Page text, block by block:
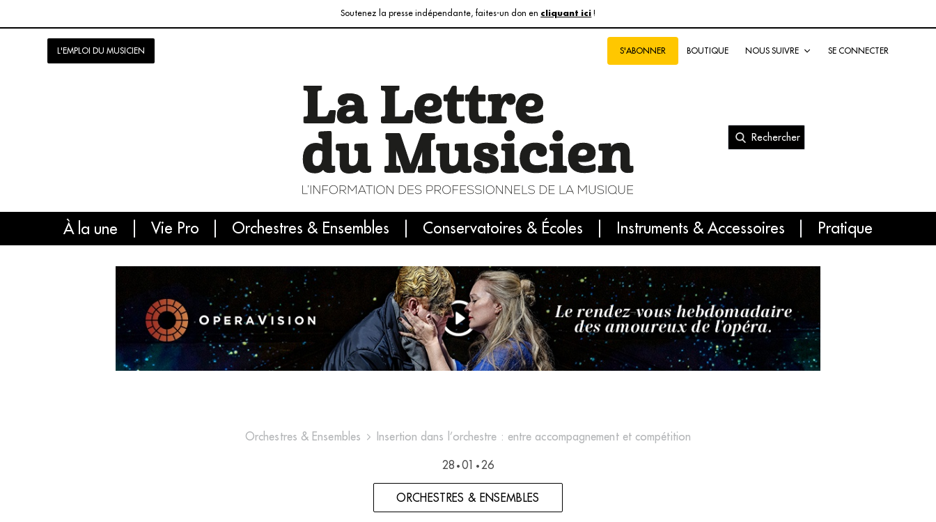
Soutenez la presse indépendante, faites-un don en cliquant ici !
L'EMPLOI DU MUSICIEN S'ABONNER BOUTIQUE NOUS SUIVRE SE CONNECTER
Rechercher
À la une Vie Pro Orchestres & Ensembles Conservatoires & Écoles Instruments & Accessoires Pratique
L'info du jour Le numéro du mois International
Orchestres & Ensembles Insertion dans l’orchestre : entre accompagnement et compétition
28 • 01 • 26
ORCHESTRES & ENSEMBLES